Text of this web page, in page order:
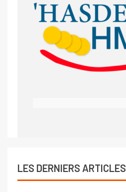
LES DERNIERS ARTICLES